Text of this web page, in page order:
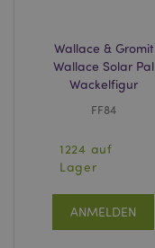
Wallace & Gromit
Wallace Solar Pal
Wackelfigur
FF84
1224 auf
Lager
ANMELDEN